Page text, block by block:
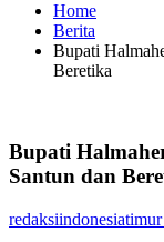
Home
Berita
Bupati
Beretika
Bupati
Santun dan